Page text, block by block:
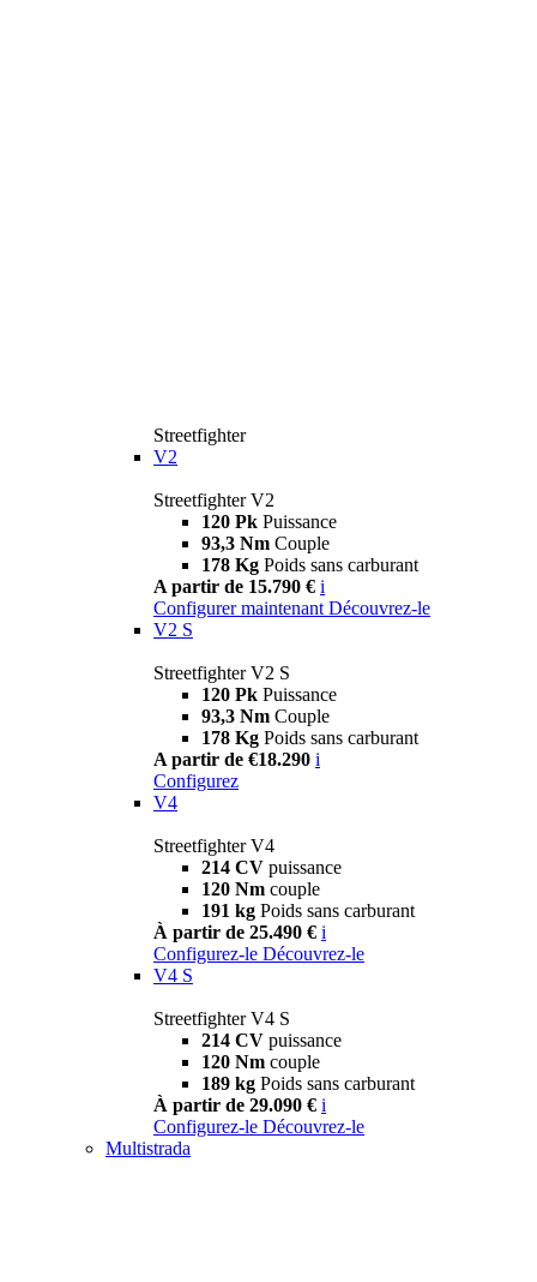
Streetfighter
V2
Streetfighter V2
120 Pk Puissance
93,3 Nm Couple
178 Kg Poids sans carburant
A partir de 15.790 € i
Configurer maintenant Découvrez-le
V2 S
Streetfighter V2 S
120 Pk Puissance
93,3 Nm Couple
178 Kg Poids sans carburant
A partir de €18.290 i
Configurez
V4
Streetfighter V4
214 CV puissance
120 Nm couple
191 kg Poids sans carburant
À partir de 25.490 € i
Configurez-le Découvrez-le
V4 S
Streetfighter V4 S
214 CV puissance
120 Nm couple
189 kg Poids sans carburant
À partir de 29.090 € i
Configurez-le Découvrez-le
Multistrada